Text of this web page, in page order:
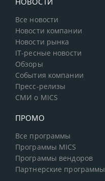
Все новости
Новости компании
Новости рынка
IT-ресные новости
Обзоры
События компании
Пресс-релизы
СМИ о MICS
ПРОМО
Все программы
Программы MICS
Программы вендоров
Партнерские программы